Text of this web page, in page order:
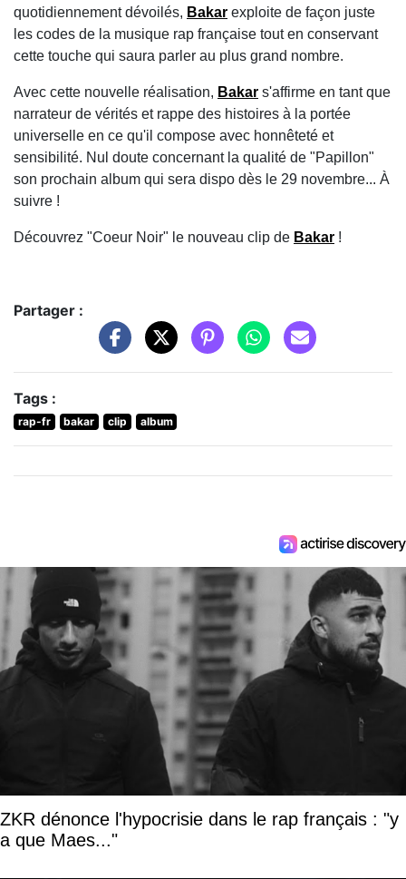
quotidiennement dévoilés, Bakar exploite de façon juste
les codes de la musique rap française tout en conservant
cette touche qui saura parler au plus grand nombre.
Avec cette nouvelle réalisation, Bakar s'affirme en tant que
narrateur de vérités et rappe des histoires à la portée
universelle en ce qu'il compose avec honnêteté et
sensibilité. Nul doute concernant la qualité de "Papillon"
son prochain album qui sera dispo dès le 29 novembre... À
suivre !
Découvrez "Coeur Noir" le nouveau clip de Bakar !
Partager :
Tags :
rap-fr bakar clip album
ZKR dénonce l'hypocrisie dans le rap français : "y
a que Maes..."